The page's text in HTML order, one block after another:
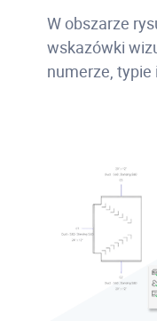
W obszarze
wskazówki
numerze, typie